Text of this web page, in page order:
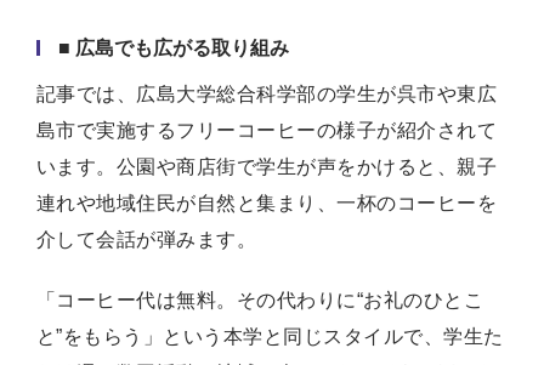
■ 広島でも広がる取り組み
記事では、広島大学総合科学部の学生が呉市や東広
島市で実施するフリーコーヒーの様子が紹介されて
います。公園や商店街で学生が声をかけると、親子
連れや地域住民が自然と集まり、一杯のコーヒーを
介して会話が弾みます。
「コーヒー代は無料。その代わりに“お礼のひとこ
と”をもらう」という本学と同じスタイルで、学生た